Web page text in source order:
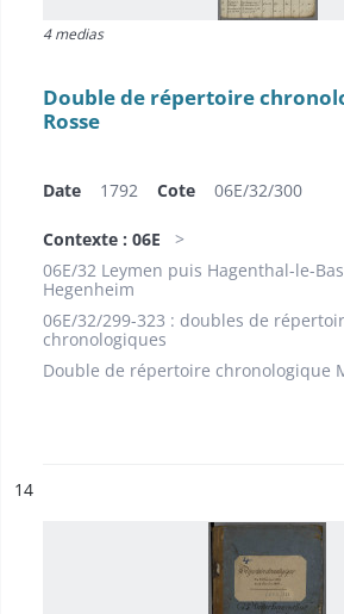
4 medias
Double de répertoire
Rosse
Date 1792 Cote 06E/32/300
Contexte : 06E
06E/32 Leymen puis Hagenthal-le-
Hegenheim
06E/32/299-323 : doubles de
chronologiques
Double de répertoire chronologique
n°
14